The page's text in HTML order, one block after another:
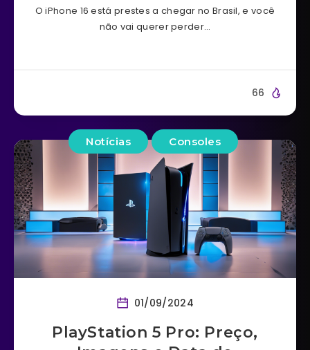
O iPhone 16 está prestes a chegar no Brasil, e você
não vai querer perder…
66
Notícias Consoles
01/09/2024
PlayStation 5 Pro: Preço,